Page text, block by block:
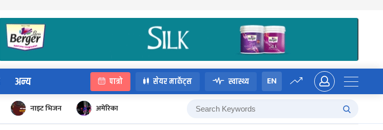
अन्य पात्रो सेयर मार्केट्स स्वास्थ्य EN
नाइट भिजन अमेरिका